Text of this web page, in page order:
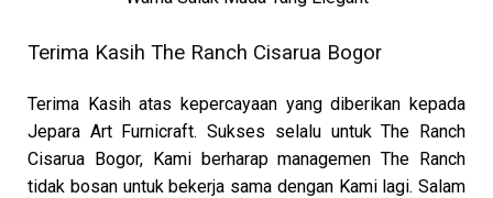
Terima Kasih The Ranch Cisarua Bogor
Terima Kasih atas kepercayaan yang diberikan kepada
Jepara Art Furnicraft. Sukses selalu untuk The Ranch
Cisarua Bogor, Kami berharap managemen The Ranch
tidak bosan untuk bekerja sama dengan Kami lagi. Salam